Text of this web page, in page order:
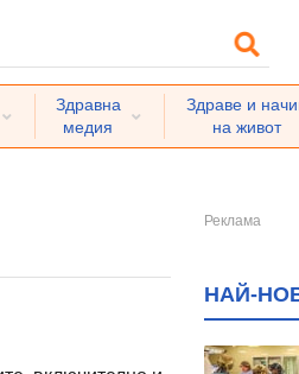
Здравна
медия
Здраве и
на живот
НАЙ-